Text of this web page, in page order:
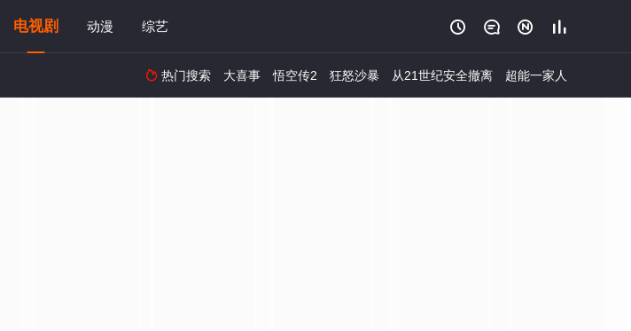
电视剧 动漫 综艺    
 热门搜索 大喜事 悟空传2 狂怒沙暴 从21世纪安全撤离 超能一家人